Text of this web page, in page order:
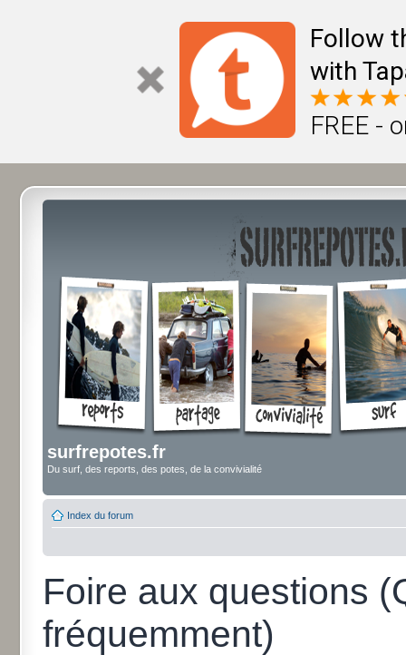
Follow
with
FREE -
surfrepotes.fr
Du surf, des reports, des potes, de la convivialité
Index du forum
Foire aux questions
fréquemment)